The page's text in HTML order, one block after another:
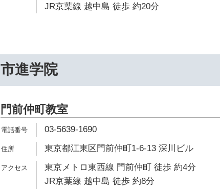
JR京葉線 越中島 徒歩 約20分
市進学院
門前仲町教室
03-5639-1690
東京都江東区門前仲町1-6-13 深川ビル
東京メトロ東西線 門前仲町 徒歩 約4分
JR京葉線 越中島 徒歩 約8分